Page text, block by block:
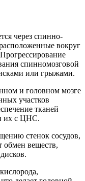
через спинно-
вокруг
спинномозговой
или грыжами.
и головном мозге
участков
тканей
их с ЦНС.
стенок сосудов,
обмен веществ,